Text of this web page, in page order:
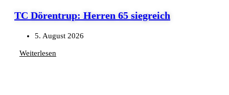
TC Dörentrup: Herren 65 siegreich
5. August 2026
Weiterlesen